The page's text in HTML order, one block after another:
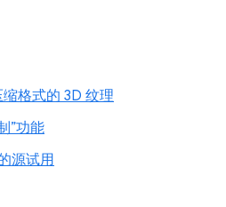
格式的 3D 纹理
”功能
源试用